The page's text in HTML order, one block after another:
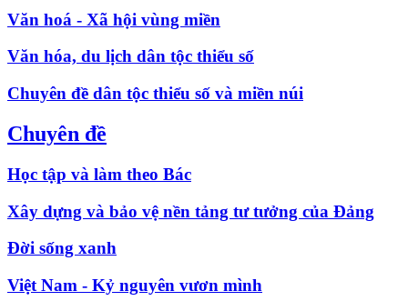
Văn hoá - Xã hội vùng miền
Văn hóa, du lịch dân tộc thiểu số
Chuyên đề dân tộc thiểu số và miền núi
Chuyên đề
Học tập và làm theo Bác
Xây dựng và bảo vệ nền tảng tư tưởng của Đảng
Đời sống xanh
Việt Nam - Kỷ nguyên vươn mình